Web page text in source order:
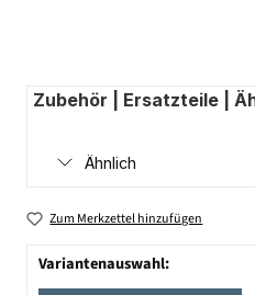
Zubehör | Ersatzteile |
Ähnlich
Zum Merkzettel hinzufügen
Variantenauswahl: